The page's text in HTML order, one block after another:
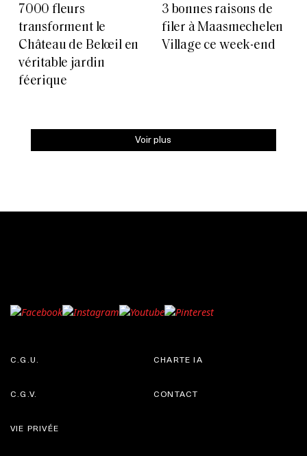
7000 fleurs
transforment le
Château de Belœil en
véritable jardin
féerique
3 bonnes raisons de
filer à Maasmechelen
Village ce week-end
Voir plus
C.G.U.
C.G.V.
CHARTE IA
CONTACT
VIE PRIVÉE